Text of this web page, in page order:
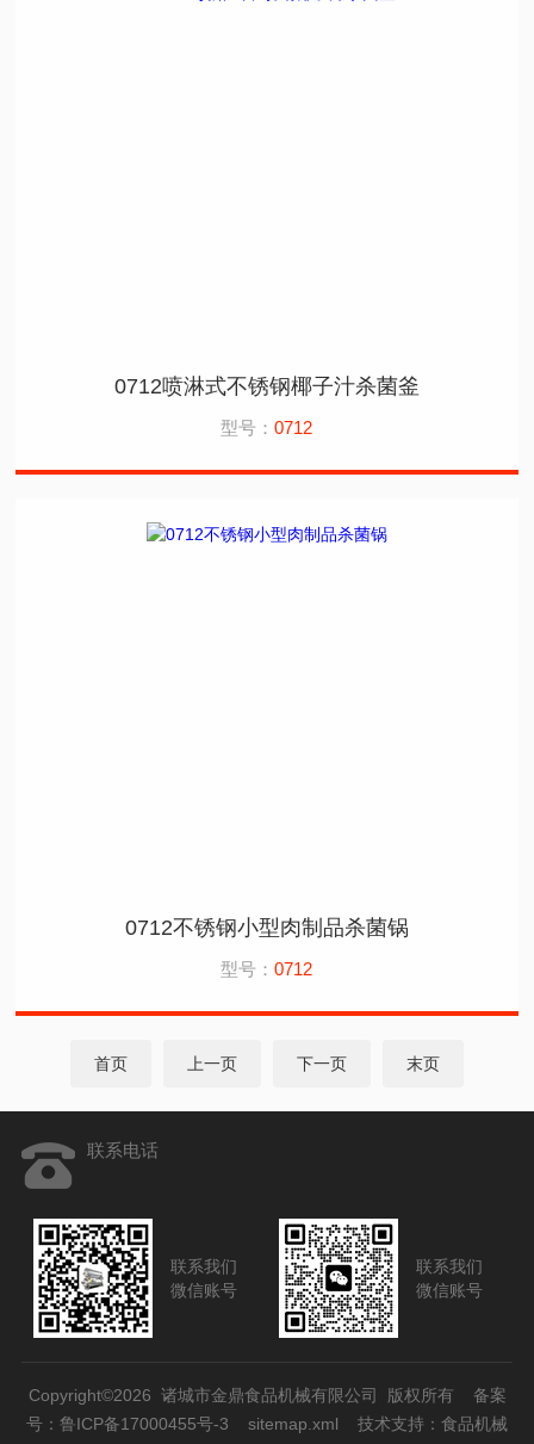
0712喷淋式不锈钢椰子汁杀菌釜
型号：0712
0712不锈钢小型肉制品杀菌锅
型号：0712
首页 上一页 下一页 末页
联系电话
联系我们
微信账号
联系我们
微信账号
Copyright©2026 诸城市金鼎食品机械有限公司 版权所有 备案
号：鲁ICP备17000455号-3
sitemap.xml 技术支持： 食品机械